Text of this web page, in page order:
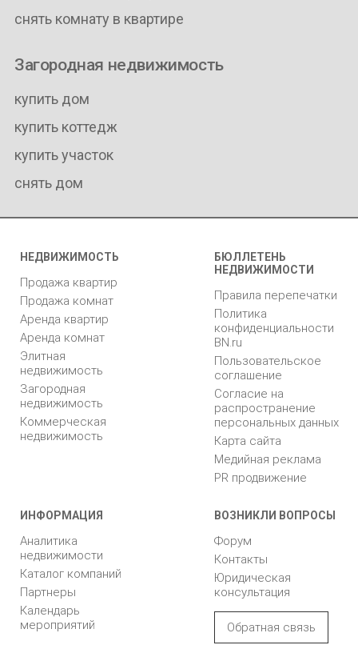
снять комнату в квартире
Загородная недвижимость
купить дом
купить коттедж
купить участок
снять дом
НЕДВИЖИМОСТЬ
Продажа квартир
Продажа комнат
Аренда квартир
Аренда комнат
Элитная
недвижимость
Загородная
недвижимость
Коммерческая
недвижимость
БЮЛЛЕТЕНЬ
НЕДВИЖИМОСТИ
Правила перепечатки
Политика
конфиденциальности
BN.ru
Пользовательское
соглашение
Согласие на
распространение
персональных данных
Карта сайта
Медийная реклама
PR продвижение
ИНФОРМАЦИЯ
Аналитика
недвижимости
Каталог компаний
Партнеры
Календарь
мероприятий
ВОЗНИКЛИ ВОПРОСЫ
Форум
Контакты
Юридическая
консультация
Обратная связь